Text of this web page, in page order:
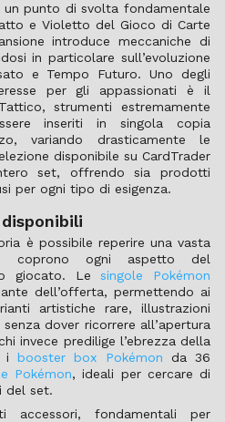
punto di svolta fondamentale
e Violetto del Gioco di Carte
introduce meccaniche di
in particolare sull’evoluzione
e Tempo Futuro. Uno degli
per gli appassionati è il
strumenti estremamente
inseriti in singola copia
variando drasticamente le
disponibile su CardTrader
set, offrendo sia prodotti
per ogni tipo di esigenza.
è possibile reperire una vasta
coprono ogni aspetto del
giocato. Lesingole Pokémon
dell’offerta, permettendo ai
artistiche rare, illustrazioni
dover ricorrere all’apertura
invece predilige l’ebrezza della
i booster box Pokémon da 36
Pokémon, ideali per cercare di
del set.
accessori, fondamentali per